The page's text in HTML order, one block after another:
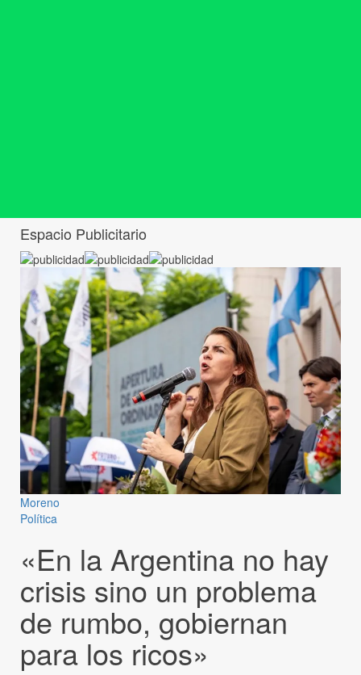
Espacio Publicitario
Moreno
Política
«En la Argentina no hay
crisis sino un problema
de rumbo, gobiernan
para los ricos»